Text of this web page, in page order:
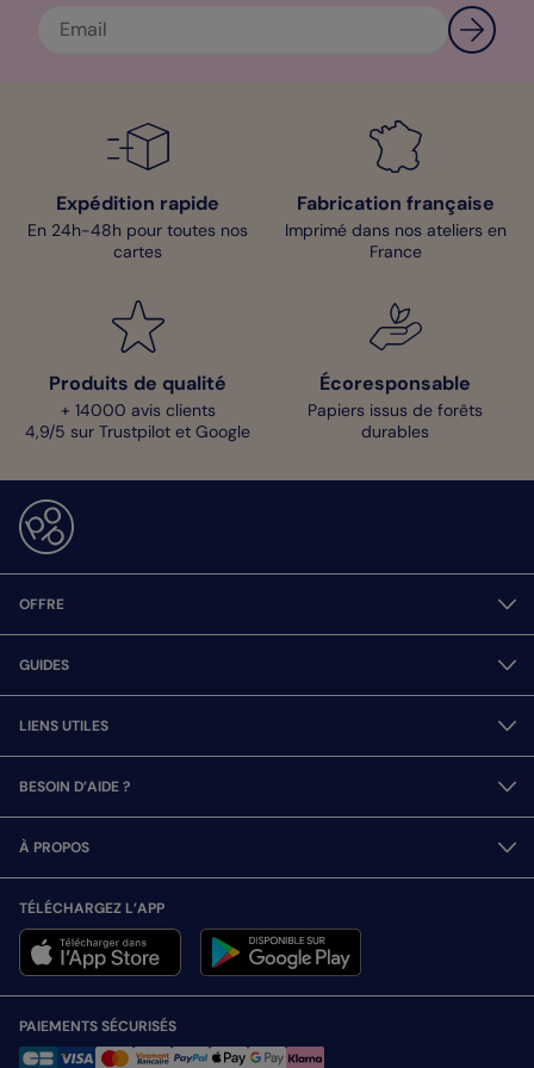
Expédition rapide
En 24h-48h pour toutes nos
cartes
Fabrication française
Imprimé dans nos ateliers en
France
Produits de qualité
+ 14000 avis clients
4,9/5 sur Trustpilot et Google
Écoresponsable
Papiers issus de forêts
durables
OFFRE
GUIDES
LIENS UTILES
BESOIN D’AIDE ?
À PROPOS
TÉLÉCHARGEZ L’APP
PAIEMENTS SÉCURISÉS